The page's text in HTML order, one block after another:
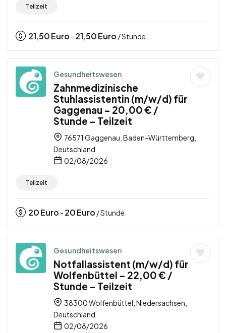
Teilzeit
21,50Euro - 21,50Euro / Stunde
Gesundheitswesen
Zahnmedizinische
Stuhlassistentin (m/w/d) für
Gaggenau – 20,00 € /
Stunde – Teilzeit
76571 Gaggenau, Baden-Württemberg,
Deutschland
02/08/2026
Teilzeit
20Euro - 20Euro / Stunde
Gesundheitswesen
Notfallassistent (m/w/d) für
Wolfenbüttel – 22,00 € /
Stunde – Teilzeit
38300 Wolfenbüttel, Niedersachsen,
Deutschland
02/08/2026